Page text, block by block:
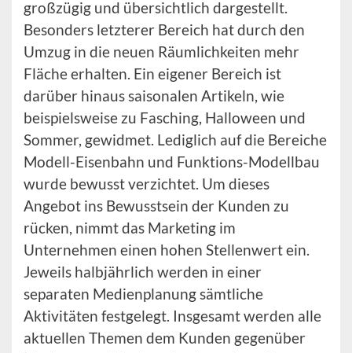
großzügig und übersichtlich dargestellt.
Besonders letzterer Bereich hat durch den
Umzug in die neuen Räumlichkeiten mehr
Fläche erhalten. Ein eigener Bereich ist
darüber hinaus saisonalen Artikeln, wie
beispielsweise zu Fasching, Halloween und
Sommer, gewidmet. Lediglich auf die Bereiche
Modell-Eisenbahn und Funktions-Modellbau
wurde bewusst verzichtet. Um dieses
Angebot ins Bewusstsein der Kunden zu
rücken, nimmt das Marketing im
Unternehmen einen hohen Stellenwert ein.
Jeweils halbjährlich werden in einer
separaten Medienplanung sämtliche
Aktivitäten festgelegt. Insgesamt werden alle
aktuellen Themen dem Kunden gegenüber